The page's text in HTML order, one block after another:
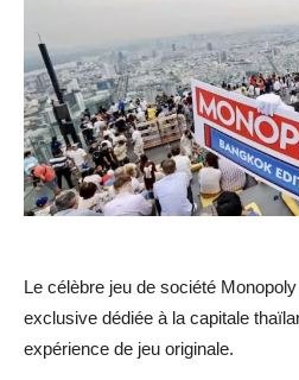
Le célèbre jeu de société
exclusive dédiée à la capitale
expérience de jeu originale.